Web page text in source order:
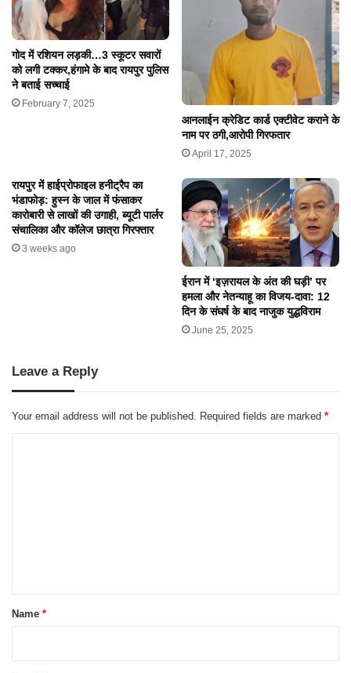
गोद में रशियन लड़की…3 स्कूटर सवारों
को लगी टक्कर,हंगामे के बाद रायपुर पुलिस
ने बताई सच्चाई
February 7, 2025
आनलाईन क्रेडिट कार्ड एक्टीवेट कराने के
नाम पर ठगी,आरोपी गिरफतार
April 17, 2025
रायपुर में हाईप्रोफाइल हनीट्रैप का
भंडाफोड़: हुस्न के जाल में फंसाकर
कारोबारी से लाखों की उगाही, ब्यूटी पार्लर
संचालिका और कॉलेज छात्रा गिरफ्तार
3 weeks ago
ईरान में ‘इज़रायल के अंत की घड़ी’ पर
हमला और नेतन्याहू का विजय-दावा: 12
दिन के संघर्ष के बाद नाजुक युद्धविराम
June 25, 2025
Leave a Reply
Your email address will not be published. Required fields are marked *
*
Name *